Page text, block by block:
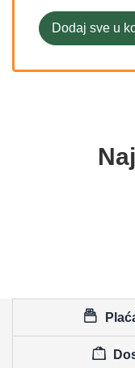
Dodaj sve u